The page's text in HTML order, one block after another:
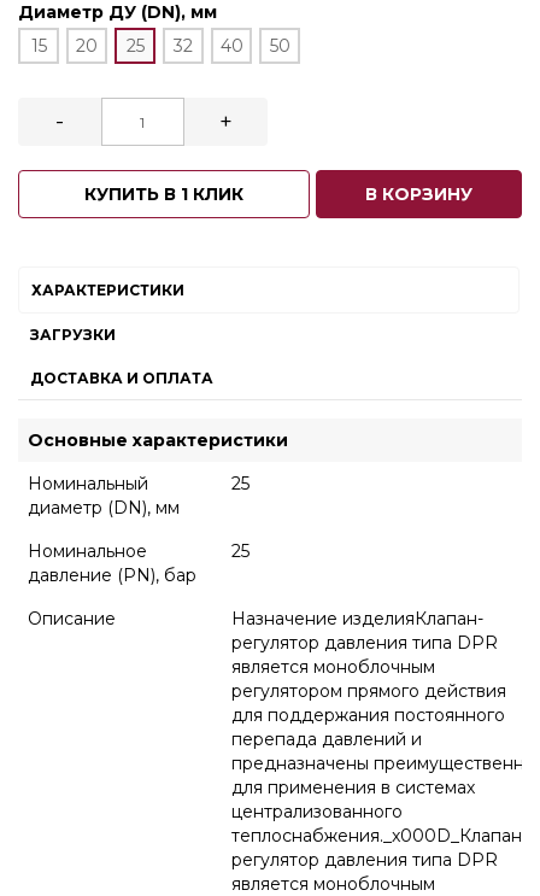
Диаметр ДУ (DN), мм
15
20 25 32 40 50
- +
КУПИТЬ В 1 КЛИК В КОРЗИНУ
ХАРАКТЕРИСТИКИ
ЗАГРУЗКИ
ДОСТАВКА И ОПЛАТА
Основные характеристики
Номинальный
диаметр (DN), мм
25
Номинальное
давление (PN), бар
25
Описание
Назначение изделияКлапан-
регулятор давления типа DPR
является моноблочным
регулятором прямого действия
для поддержания постоянного
перепада давлений и
предназначены преимущественно
для применения в системах
централизованного
теплоснабжения._x000D_Клапан-
регулятор давления типа DPR
является моноблочным